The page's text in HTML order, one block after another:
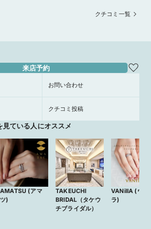
クチコミ一覧
来店予約
お問い合わせ
クチコミ投稿
見ている人にオススメ
AMATSU (アマ
ツ)
TAKEUCHI
BRIDAL（タケウ
チブライダル）
VANillA (ヴァ
ラ)